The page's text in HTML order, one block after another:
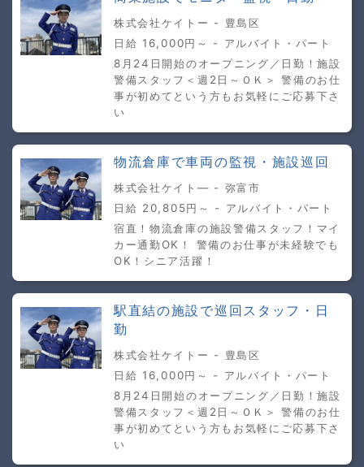
株式会社ケイトー - 豊島区
日給 16,000円～ - アルバイト・パート
8月24日開始のオープニング／日勤！施設
警備スタッフ＜週2日～ＯＫ＞ 警備のお仕
事が初めてという方もお気軽にご応募下さ
い
物流倉庫で車両の監視・施設巡回
株式会社ケイト― - 弥富市
日給 20,805円～ - アルバイト・パート
宿直！物流倉庫の施設警備スタッフ！マイ
カー通勤OK！ 警備のお仕事が未経験でも
OK！シニア活躍！
駅直結の施設で巡回スタッフ・日
勤
株式会社ケイトー - 豊島区
日給 16,000円～ - アルバイト・パート
8月24日開始のオープニング／日勤！施設
警備スタッフ＜週2日～ＯＫ＞ 警備のお仕
事が初めてという方もお気軽にご応募下さ
い